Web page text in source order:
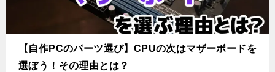
【自作PCのパーツ選び】CPUの次はマザーボードを
選ぼう！その理由とは？